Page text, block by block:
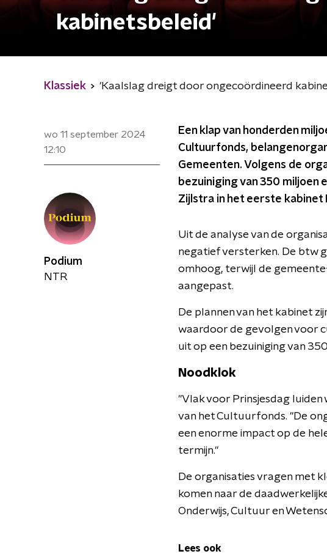
kabinetsbeleid'
Klassiek 'Kaalslag dreigt door ongecoördineerd
wo 11 september 2024
12:10
Een klap van honderden
Cultuurfonds,
Gemeenten. Volgens de
bezuiniging van 350 miljoen
Zijlstra in het eerste kabinet
Uit de analyse van de
negatief versterken. De btw
omhoog, terwijl de
aangepast.
De plannen van het kabinet
waardoor de gevolgen voor
uit op een bezuiniging van
Noodklok
"Vlak voor Prinsjesdag
van het Cultuurfonds. "De
een enorme impact op de
termijn."
De organisaties vragen met
komen naar de
Onderwijs, Cultuur en
Lees ook
Podium
NTR